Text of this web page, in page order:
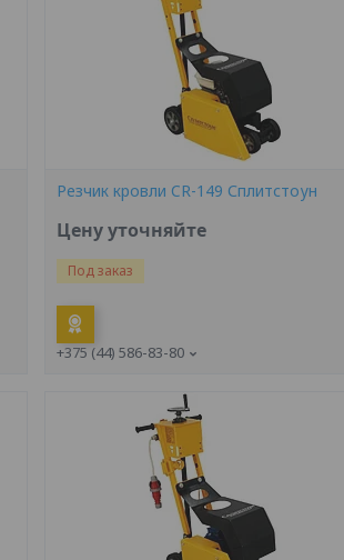
Резчик кровли CR-149 Сплитстоун
Цену уточняйте
Под заказ
+375 (44) 586-83-80